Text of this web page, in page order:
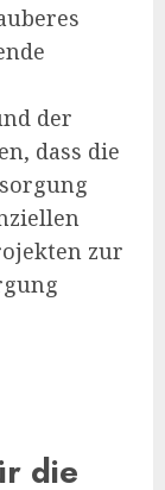
der
dass die
zur
die